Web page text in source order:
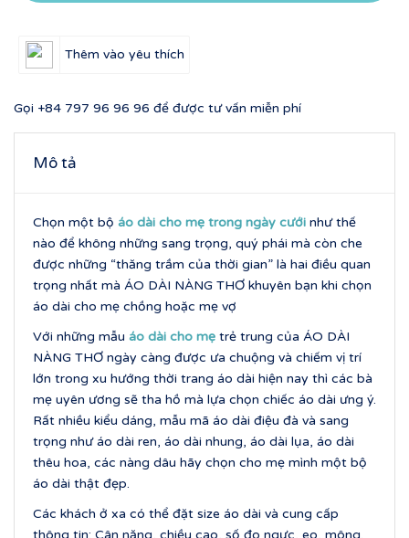
Thêm vào yêu thích
Gọi +84 797 96 96 96 để được tư vấn miễn phí
Mô tả
Chọn một bộ áo dài cho mẹ trong ngày cưới như thế
nào để không những sang trọng, quý phái mà còn che
được những “thăng trầm của thời gian” là hai điều quan
trọng nhất mà ÁO DÀI NÀNG THƠ khuyên bạn khi chọn
áo dài cho mẹ chồng hoặc mẹ vợ
Với những mẫu áo dài cho mẹ trẻ trung của ÁO DÀI
NÀNG THƠ ngày càng được ưa chuộng và chiếm vị trí
lớn trong xu hướng thời trang áo dài hiện nay thì các bà
mẹ uyên ương sẽ tha hồ mà lựa chọn chiếc áo dài ưng ý.
Rất nhiều kiểu dáng, mẫu mã áo dài điệu đà và sang
trọng như áo dài ren, áo dài nhung, áo dài lụa, áo dài
thêu hoa, các nàng dâu hãy chọn cho mẹ mình một bộ
áo dài thật đẹp.
Các khách ở xa có thể đặt size áo dài và cung cấp
thông tin: Cân nặng, chiều cao, số đo ngực, eo, mông.